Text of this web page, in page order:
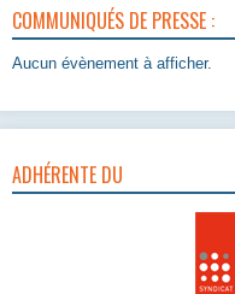
COMMUNIQUÉS DE PRESSE :
Aucun évènement à afficher.
ADHÉRENTE DU